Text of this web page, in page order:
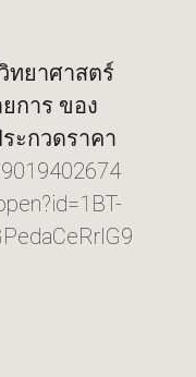
ทยาศาสตร์
การ ของ
ะกวดราคา